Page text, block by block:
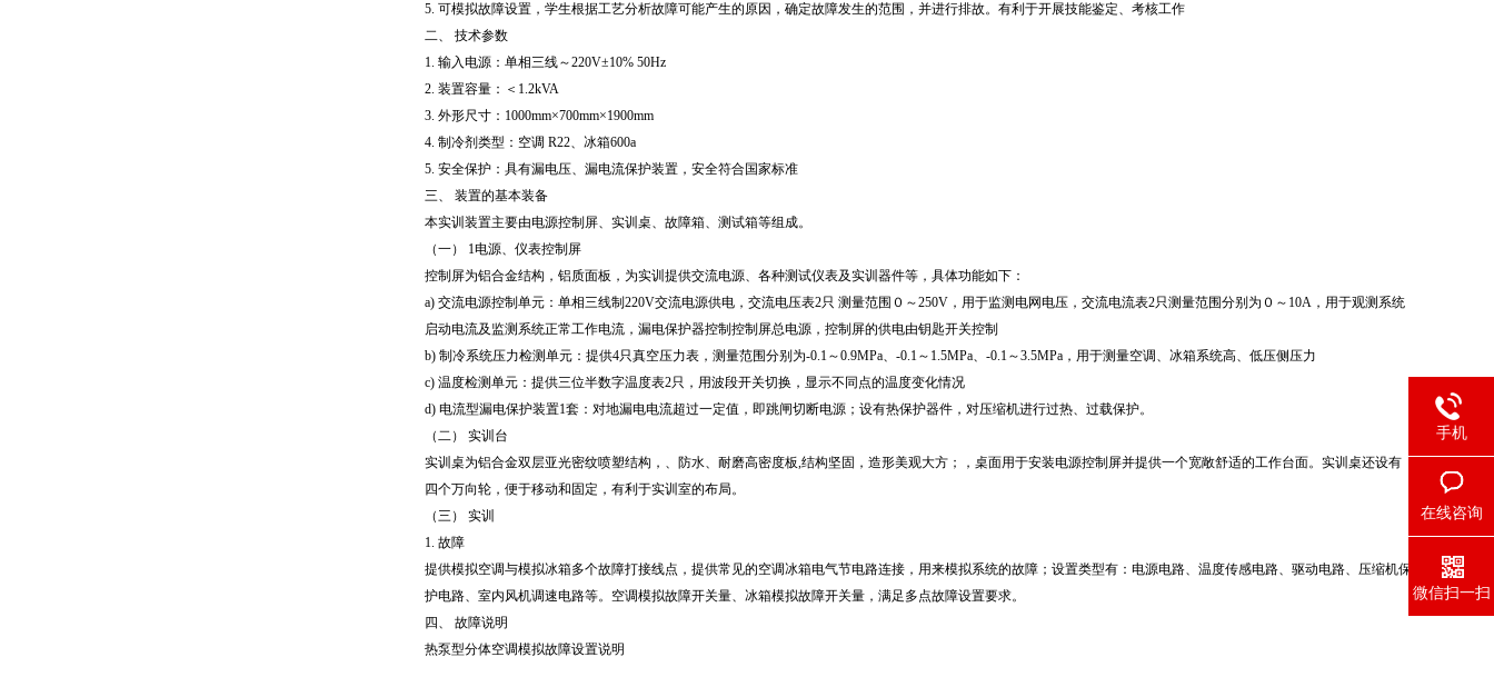
5. 可模拟故障设置，学生根据工艺分析故障可能产生的原因，确定故障发生的范围，并进行排故。有利于开展技能鉴定、考核工作
二、 技术参数
1. 输入电源：单相三线～220V±10% 50Hz
2. 装置容量：＜1.2kVA
3. 外形尺寸：1000mm×700mm×1900mm
4. 制冷剂类型：空调 R22、冰箱600a
5. 安全保护：具有漏电压、漏电流保护装置，安全符合国家标准
三、 装置的基本装备
本实训装置主要由电源控制屏、实训桌、故障箱、测试箱等组成。
（一） 1电源、仪表控制屏
控制屏为铝合金结构，铝质面板，为实训提供交流电源、各种测试仪表及实训器件等，具体功能如下：
a) 交流电源控制单元：单相三线制220V交流电源供电，交流电压表2只 测量范围０～250V，用于监测电网电压，交流电流表2只测量范围分别为０～10A，用于观测系统
启动电流及监测系统正常工作电流，漏电保护器控制控制屏总电源，控制屏的供电由钥匙开关控制
b) 制冷系统压力检测单元：提供4只真空压力表，测量范围分别为-0.1～0.9MPa、-0.1～1.5MPa、-0.1～3.5MPa，用于测量空调、冰箱系统高、低压侧压力
c) 温度检测单元：提供三位半数字温度表2只，用波段开关切换，显示不同点的温度变化情况
d) 电流型漏电保护装置1套：对地漏电电流超过一定值，即跳闸切断电源；设有热保护器件，对压缩机进行过热、过载保护。
（二） 实训台
实训桌为铝合金双层亚光密纹喷塑结构，、防水、耐磨高密度板,结构坚固，造形美观大方；，桌面用于安装电源控制屏并提供一个宽敞舒适的工作台面。实训桌还设有
四个万向轮，便于移动和固定，有利于实训室的布局。
（三） 实训
1. 故障
提供模拟空调与模拟冰箱多个故障打接线点，提供常见的空调冰箱电气节电路连接，用来模拟系统的故障；设置类型有：电源电路、温度传感电路、驱动电路、压缩机保
护电路、室内风机调速电路等。空调模拟故障开关量、冰箱模拟故障开关量，满足多点故障设置要求。
四、 故障说明
热泵型分体空调模拟故障设置说明
手机
在线咨询
微信扫一扫